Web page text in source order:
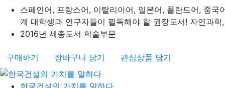
스페인어, 프랑스어, 이탈리아어, 일본어, 폴란드어, 중
계 대학생과 연구자들이 필독해야 할 권장도서! 자연과학
2016년 세종도서 학술부문
구매하기 장바구니 담기 관심상품 담기
한국건설의 가치를 말하다